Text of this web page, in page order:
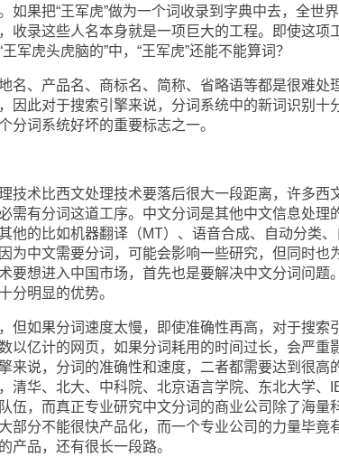
如果把“王军虎”做为一个词收录到字典中去，全世
收录这些人名本身就是一项巨大的工程。即使这项
军虎头虎脑的”中，“王军虎”还能不能算词？
、产品名、商标名、简称、省略语等都是很难处
因此对于搜索引擎来说，分词系统中的新词识别十
分词系统好坏的重要标志之一。
术比西文处理技术要落后很大一段距离，许多西
需有分词这道工序。中文分词是其他中文信息处理
他的比如机器翻译（MT）、语音合成、自动分类、
为中文需要分词，可能会影响一些研究，但同时也
要想进入中国市场，首先也是要解决中文分词问题
分明显的优势。
如果分词速度太慢，即使准确性再高，对于搜索
以亿计的网页，如果分词耗用的时间过长，会严重
来说，分词的准确性和速度，二者都需要达到很高
清华、北大、中科院、北京语言学院、东北大学、
伍，而真正专业研究中文分词的商业公司除了海量
部分不能很快产品化，而一个专业公司的力量毕竟
产品，还有很长一段路。